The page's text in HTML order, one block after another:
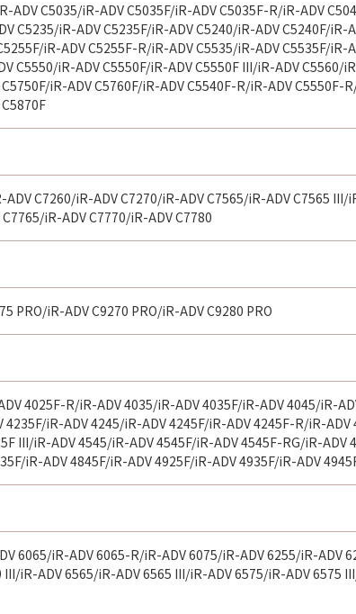
ADV C5035/iR-ADV C5035F/iR-ADV C5035F-R/iR-ADV
C5235/iR-ADV C5235F/iR-ADV C5240/iR-ADV C5240F/iR-
iR-ADV C5255F-R/iR-ADV C5535/iR-ADV C5535F/iR-
C5550/iR-ADV C5550F/iR-ADV C5550F III/iR-ADV C5560/
iR-ADV C5760F/iR-ADV C5540F-R/iR-ADV C5550F-
C7260/iR-ADV C7270/iR-ADV C7565/iR-ADV C7565
iR-ADV C7770/iR-ADV C7780
PRO/iR-ADV C9270 PRO/iR-ADV C9280 PRO
4025F-R/iR-ADV 4035/iR-ADV 4035F/iR-ADV 4045/iR-
4235F/iR-ADV 4245/iR-ADV 4245F/iR-ADV 4245F-R/iR-
III/iR-ADV 4545/iR-ADV 4545F/iR-ADV 4545F-RG/iR-ADV
iR-ADV 4845F/iR-ADV 4925F/iR-ADV 4935F/iR-ADV
6065/iR-ADV 6065-R/iR-ADV 6075/iR-ADV 6255/iR-ADV
iR-ADV 6565/iR-ADV 6565 III/iR-ADV 6575/iR-ADV 6575